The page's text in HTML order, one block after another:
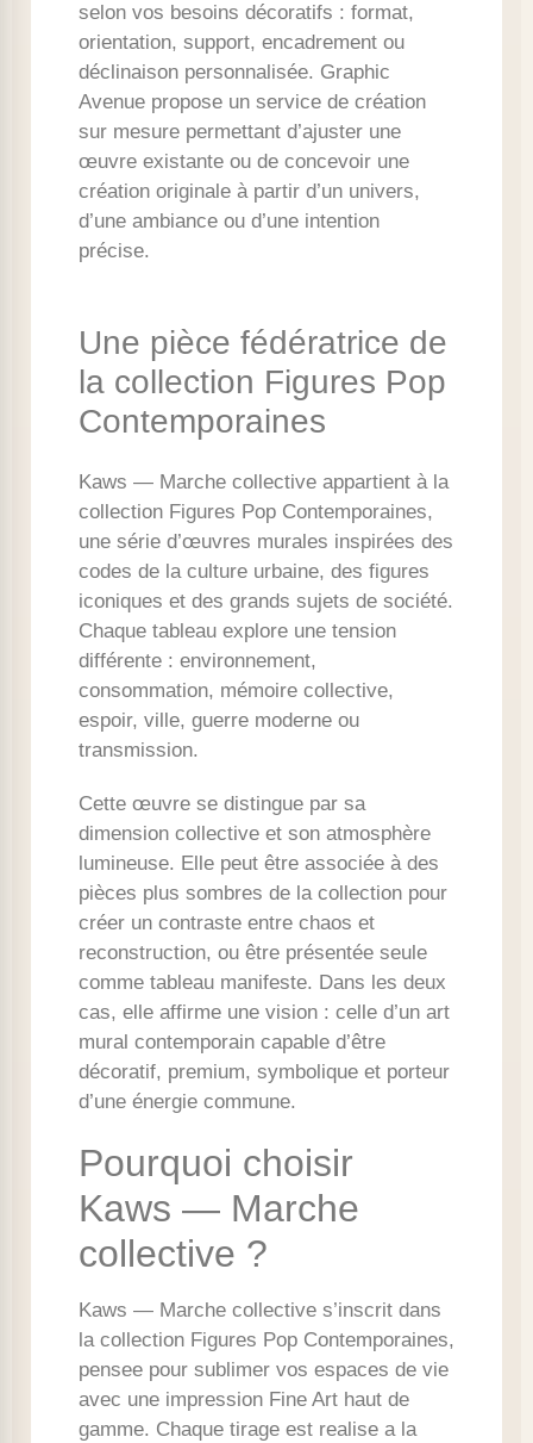
selon vos besoins décoratifs : format,
orientation, support, encadrement ou
déclinaison personnalisée. Graphic
Avenue propose un service de création
sur mesure permettant d’ajuster une
œuvre existante ou de concevoir une
création originale à partir d’un univers,
d’une ambiance ou d’une intention
précise.
Une pièce fédératrice de
la collection Figures Pop
Contemporaines
Kaws — Marche collective appartient à la
collection Figures Pop Contemporaines,
une série d’œuvres murales inspirées des
codes de la culture urbaine, des figures
iconiques et des grands sujets de société.
Chaque tableau explore une tension
différente : environnement,
consommation, mémoire collective,
espoir, ville, guerre moderne ou
transmission.
Cette œuvre se distingue par sa
dimension collective et son atmosphère
lumineuse. Elle peut être associée à des
pièces plus sombres de la collection pour
créer un contraste entre chaos et
reconstruction, ou être présentée seule
comme tableau manifeste. Dans les deux
cas, elle affirme une vision : celle d’un art
mural contemporain capable d’être
décoratif, premium, symbolique et porteur
d’une énergie commune.
Pourquoi choisir
Kaws — Marche
collective ?
Kaws — Marche collective s’inscrit dans
la collection Figures Pop Contemporaines,
pensee pour sublimer vos espaces de vie
avec une impression Fine Art haut de
gamme. Chaque tirage est realise a la